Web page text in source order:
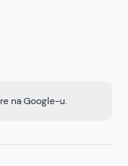
na Google-u.